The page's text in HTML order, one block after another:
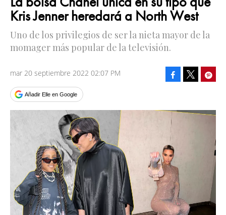
Kris Jenner heredará a North West
Uno de los privilegios de ser la nieta mayor de la
momager más popular de la televisión.
mar 20 septiembre 2022 02:07 PM
Añadir Elle en Google
Facebook